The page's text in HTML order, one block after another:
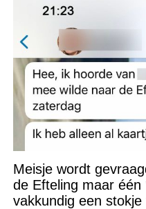
Meisje wordt
de Efteling maar één
vakkundig een stokje